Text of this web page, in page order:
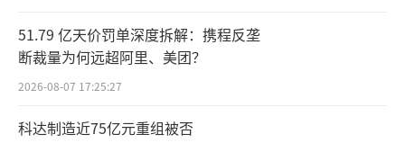
水品牌的单瓶售价在5—6元。而统一新品在官
方旗舰店售价49.8元/6瓶，折合8.3元/瓶。如果
一次性买一箱20瓶，售价139.8元，折合6.99
元/瓶，也高于市面上已有的养生水产品。
51.79 亿天价罚单深度拆解：携程反垄
断裁量为何远超阿里、美团？
2026-08-07 17:25:27
科达制造近75亿元重组被否